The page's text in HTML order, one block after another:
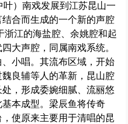
）南戏发展到江苏昆山一
合而生成的一个新的声腔
浙江的海盐腔、余姚腔和起
大声腔，同属南戏系统。
小唱。其流布区域，开始
良辅等人的革新，昆山腔
，形成委婉细腻、流丽悠
基本成型。梁辰鱼将传奇
，使原来主要用于清唱的昆